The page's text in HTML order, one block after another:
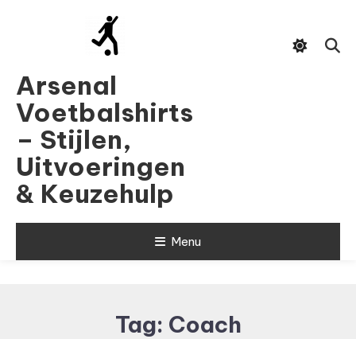
Arsenal
Voetbalshirts
– Stijlen,
Uitvoeringen
& Keuzehulp
Menu
Tag: Coach